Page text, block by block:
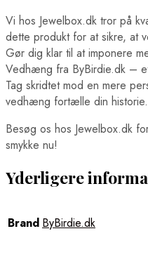
Vi hos Jewelbox.dk tror på
dette produkt for at sikre, at
Gør dig klar til at imponere
Vedhæng fra ByBirdie.dk –
Tag skridtet mod en mere
vedhæng fortælle din historie.
Besøg os hos Jewelbox.dk
smykke nu!
Yderligere
Brand ByBirdie.dk